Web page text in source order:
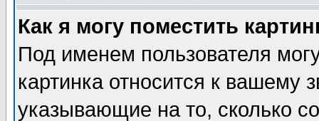
Как я могу поместить
Под именем пользователя
картинка относится к вашему
указывающие на то, сколько